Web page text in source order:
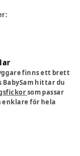
finns ett brett
hittar du
som passar
för hela